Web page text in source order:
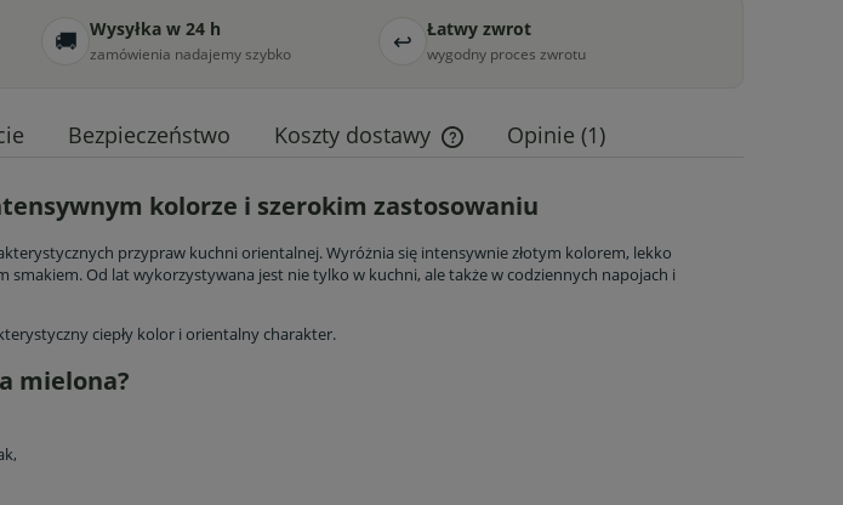
🚚 Wysyłka w 24 h
zamówienia nadajemy szybko ↩ Łatwy zwrot
wygodny proces zwrotu
Bezpieczeństwo Koszty dostawy
Cena nie zawiera ewentualnych kosztów
płatności
Opinie (1)
kolorze i szerokim zastosowaniu
przypraw kuchni orientalnej. Wyróżnia się intensywnie złotym kolorem, lekko
Od lat wykorzystywana jest nie tylko w kuchni, ale także w codziennych napojach i
ciepły kolor i orientalny charakter.
mielona?